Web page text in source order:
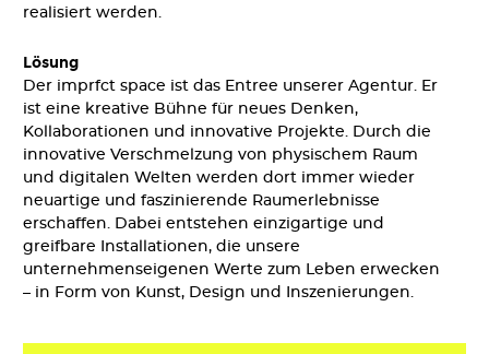
realisiert werden.
Lösung
Der imprfct space ist das Entree unserer Agentur. Er
ist eine kreative Bühne für neues Denken,
Kollaborationen und innovative Projekte. Durch die
innovative Verschmelzung von physischem Raum
und digitalen Welten werden dort immer wieder
neuartige und faszinierende Raumerlebnisse
erschaffen. Dabei entstehen einzigartige und
greifbare Installationen, die unsere
unternehmenseigenen Werte zum Leben erwecken
– in Form von Kunst, Design und Inszenierungen.